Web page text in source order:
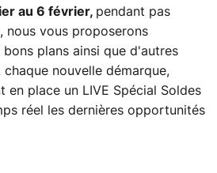
au 6 février, pendant pas
nous vous proposerons
plans ainsi que d'autres
nouvelle démarque,
en place un LIVE Spécial Soldes
réel les dernières opportunités